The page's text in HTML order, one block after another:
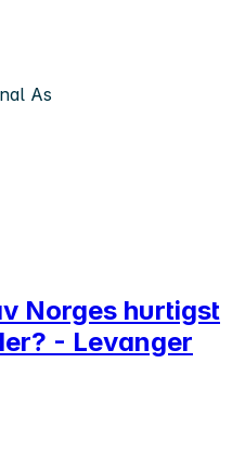
As
Norges hurtigst
- Levanger